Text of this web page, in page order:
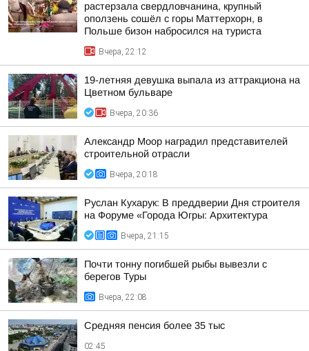
растерзала свердловчанина, крупный
оползень сошёл с горы Маттерхорн, в
Польше бизон набросился на туриста
Вчера, 22:12
19-летняя девушка выпала из аттракциона на
Цветном бульваре
Вчера, 20:36
Александр Моор наградил представителей
строительной отрасли
Вчера, 20:18
Руслан Кухарук: В преддверии Дня строителя
на Форуме «Города Югры: Архитектура
Вчера, 21:15
Почти тонну погибшей рыбы вывезли с
берегов Туры
Вчера, 22:08
Средняя пенсия более 35 тыс
02:45